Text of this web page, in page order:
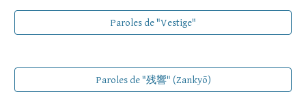
Paroles de "Vestige"
Paroles de "残響" (Zankyō)